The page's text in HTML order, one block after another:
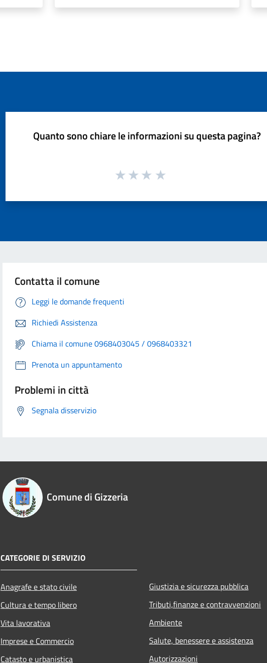
Quanto sono chiare le informazioni su questa pagina?
Contatta il comune
Leggi le domande frequenti
Richiedi Assistenza
Chiama il comune 0968403045 / 0968403321
Prenota un appuntamento
Problemi in città
Segnala disservizio
Comune di Gizzeria
CATEGORIE DI SERVIZIO
Anagrafe e stato civile
Cultura e tempo libero
Vita lavorativa
Imprese e Commercio
Catasto e urbanistica
Giustizia e sicurezza pubblica
Tributi,finanze e contravvenzioni
Ambiente
Salute, benessere e assistenza
Autorizzazioni